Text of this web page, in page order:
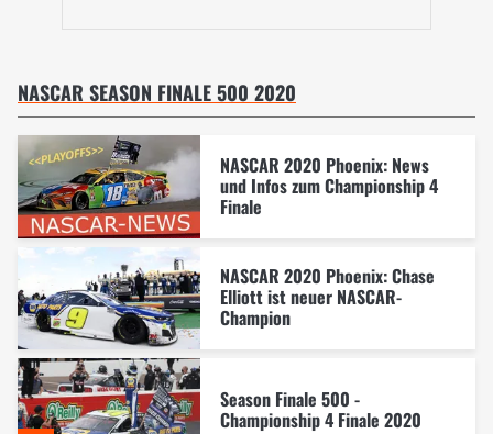
NASCAR SEASON FINALE 500 2020
NASCAR 2020 Phoenix: News
und Infos zum Championship 4
Finale
NASCAR 2020 Phoenix: Chase
Elliott ist neuer NASCAR-
Champion
Season Finale 500 -
Championship 4 Finale 2020